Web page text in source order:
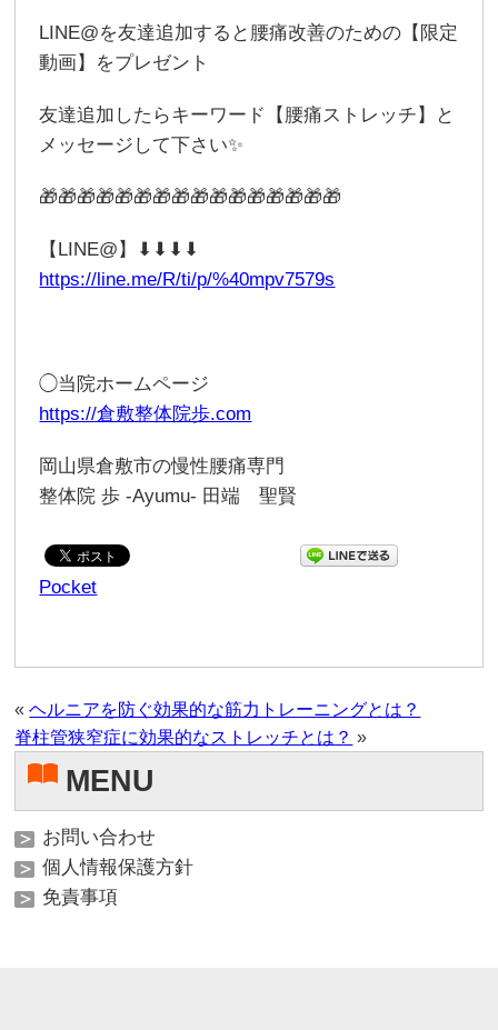
LINE@を友達追加すると腰痛改善のための【限定
動画】をプレゼント
友達追加したらキーワード【腰痛ストレッチ】と
メッセージして下さい✨
🎁🎁🎁🎁🎁🎁🎁🎁🎁🎁🎁🎁🎁🎁🎁🎁
【LINE@】⬇︎⬇︎⬇︎⬇︎
https://line.me/R/ti/p/%40mpv7579s
◯当院ホームページ
https://倉敷整体院歩.com
岡山県倉敷市の慢性腰痛専門
整体院 歩 -Ayumu- 田端 聖賢
Pocket
«ヘルニアを防ぐ効果的な筋力トレーニングとは？
脊柱管狭窄症に効果的なストレッチとは？ »
MENU
お問い合わせ
個人情報保護方針
免責事項